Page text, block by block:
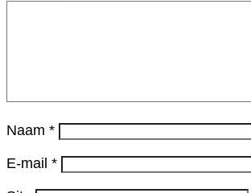
Naam *
E-mail *